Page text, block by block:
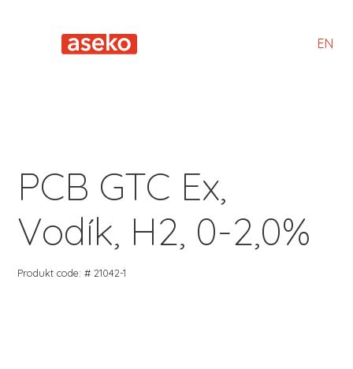
EN
PCB GTC Ex,
Vodík, H2, 0-2,0%
Produkt code: # 21042-1